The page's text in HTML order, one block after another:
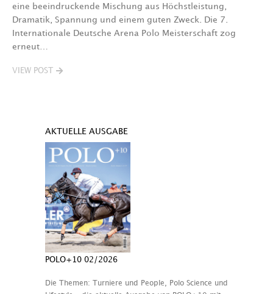
eine beeindruckende Mischung aus Höchstleistung,
Dramatik, Spannung und einem guten Zweck. Die 7.
Internationale Deutsche Arena Polo Meisterschaft zog
erneut…
VIEW POST
AKTUELLE AUSGABE
POLO+10 02/2026
Die Themen: Turniere und People, Polo Science und